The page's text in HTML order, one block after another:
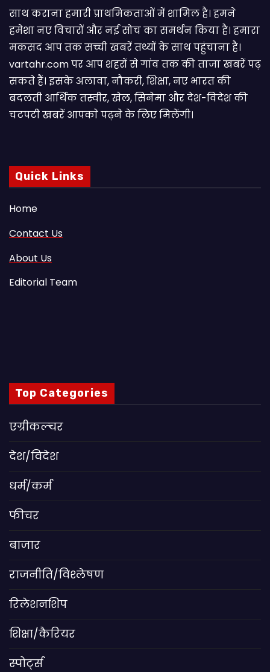
साथ कराना हमारी प्राथमिकताओं में शामिल है। हमने
हमेशा नए विचारों और नई सोच का समर्थन किया है। हमारा
मकसद आप तक सच्ची खबरें तथ्यों के साथ पहुंचाना है।
vartahr.com पर आप शहरों से गांव तक की ताजा खबरें पढ़
सकते हैं। इसके अलावा, नौकरी, शिक्षा, नए भारत की
बदलती आर्थिक तस्वीर, खेल, सिनेमा और देश-विदेश की
चटपटी खबरें आपकाे पढ़ने के लिए मिलेंगी।
Quick Links
Home
Contact Us
About Us
Editorial Team
Top Categories
एग्रीकल्चर
देश/विदेश
धर्म/कर्म
फीचर
बाजार
राजनीति/विश्लेषण
रिलेशनशिप
शिक्षा/कैरियर
स्पोर्ट्स